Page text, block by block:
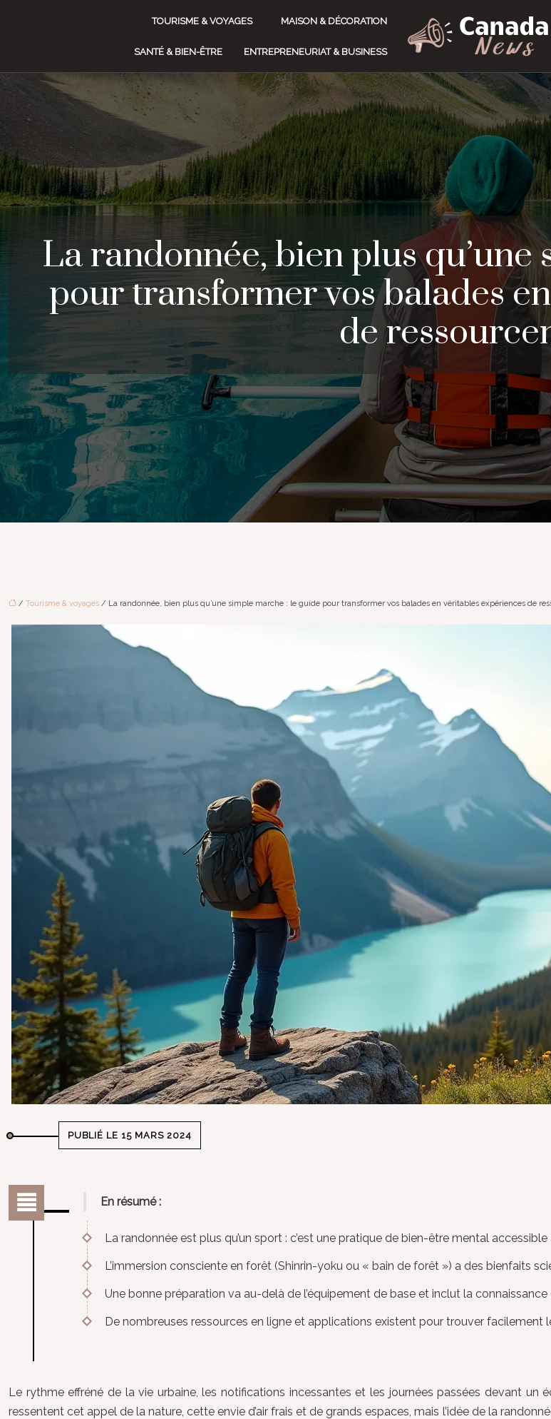
MAISON & DÉCORATION
TOURISME & VOYAGES
ENTREPRENEURIAT & BUSINESS
SANTÉ & BIEN-ÊTRE
La randonnée, bien plus
pour transformer vos balades
de
/ Tourisme & voyages / La randonnée, bien plus qu’une simple marche : le guide pour transformer vos balades en véritables expériences de
PUBLIÉ LE 15 MARS 2024
En résumé :
La randonnée est plus qu’un sport : c’est une pratique de bien-être mental
L’immersion consciente en forêt (Shinrin-yoku ou « bain de forêt ») a des bienfaits
Une bonne préparation va au-delà de l’équipement de base et inclut la
De nombreuses ressources en ligne et applications existent pour trouver facilement
Le rythme effréné de la vie urbaine, les notifications incessantes et les journées passées devant un
ressentent cet appel de la nature, cette envie d’air frais et de grands espaces, mais l’idée de la